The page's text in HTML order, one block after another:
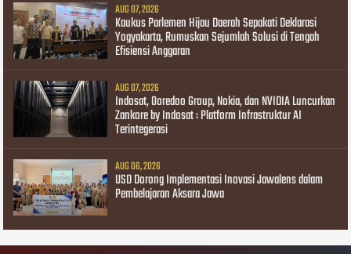
AUG 07, 2026
Kaukus Parlemen Hijau Daerah Sepakati Deklarasi
Yogyakarta, Rumuskan Sejumlah Solusi di Tengah
Efisiensi Anggaran
AUG 07, 2026
Indosat, Ooredoo Group, Nokia, dan NVIDIA Luncurkan
Zankore by Indosat : Platform Infrastruktur AI
Terintegerasi
AUG 06, 2026
USD Dorong Implementasi Inovasi Jawalens dalam
Pembelajaran Aksara Jawa